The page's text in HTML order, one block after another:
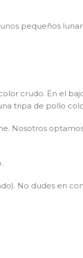
pequeños
crudo. En el
tripa de pollo
Nosotros
No dudes en